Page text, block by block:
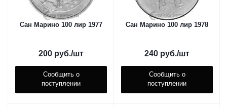
Сан Марино 100 лир 1977
200 руб./шт
Сообщить о
поступлении
Сан Марино 100 лир 1978
240 руб./шт
Сообщить о
поступлении